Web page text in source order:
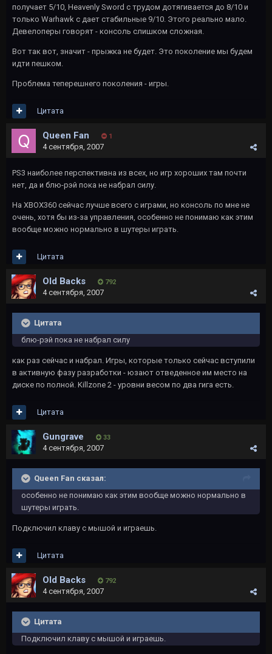
получает 5/10, Heavenly Sword с трудом дотягивается до 8/10 и
только Warhawk с дает стабильные 9/10. Этого реально мало.
Девелоперы говорят - консоль слишком сложная.
Вот так вот, значит - прыжка не будет. Это поколение мы будем
идти пешком.
Проблема теперешнего поколения - игры.
Цитата
Queen Fan 1
4 сентября, 2007
PS3 наиболее перспективна из всех, но игр хороших там почти
нет, да и блю-рэй пока не набрал силу.
На XBOX360 сейчас лучше всего с играми, но консоль по мне не
очень, хотя бы из-за управления, особенно не понимаю как этим
вообще можно нормально в шутеры играть.
Цитата
Old Backs 792
4 сентября, 2007
Цитата
блю-рэй пока не набрал силу
как раз сейчас и набрал. Игры, которые только сейчас вступили
в активную фазу разработки - юзают отведенное им место на
диске по полной. Killzone 2 - уровни весом по два гига есть.
Цитата
Gungrave 33
4 сентября, 2007
Queen Fan сказал:
особенно не понимаю как этим вообще можно нормально в
шутеры играть.
Подключил клаву с мышой и играешь.
Цитата
Old Backs 792
4 сентября, 2007
Цитата
Подключил клаву с мышой и играешь.